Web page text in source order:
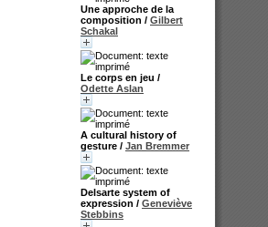
Une approche de la
composition / Gilbert
Schakal
Le corps en jeu /
Odette Aslan
A cultural history of
gesture / Jan Bremmer
Delsarte system of
expression / Geneviève
Stebbins